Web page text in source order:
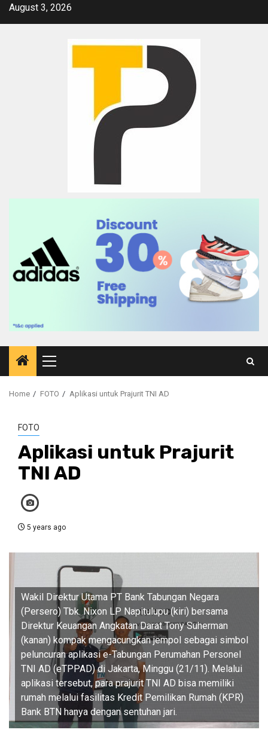
SkipAugust 3, 2026
Primary
Menu
Home FOTO Aplikasi untuk Prajurit TNI AD
FOTO
Aplikasi untuk Prajurit
TNI AD
5 years ago
Wakil Direktur Utama PT Bank Tabungan Negara
(Persero) Tbk. Nixon LP Napitulupu (kiri) bersama
Direktur Keuangan Angkatan Darat Tony Suherman
(kanan) kompak mengacungkan jempol sebagai simbol
peluncuran aplikasi e-Tabungan Perumahan Personel
TNI AD (eTPPAD) di Jakarta, Minggu (21/11). Melalui
aplikasi tersebut, para prajurit TNI AD bisa memiliki
rumah melalui fasilitas Kredit Pemilikan Rumah (KPR)
Bank BTN hanya dengan sentuhan jari.